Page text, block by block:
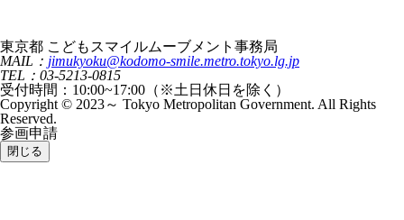
東京都 こどもスマイルムーブメント事務局
MAIL： jimukyoku@kodomo-smile.metro.tokyo.lg.jp
TEL：03-5213-0815
受付時間：10:00~17:00（※土日休日を除く）
Copyright © 2023～ Tokyo Metropolitan Government. All Rights
Reserved.
参画申請
閉じる